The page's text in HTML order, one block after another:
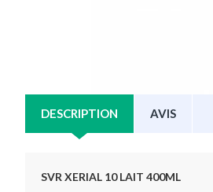
DESCRIPTION AVIS
SVR XERIAL 10 LAIT 400ML